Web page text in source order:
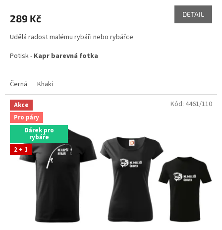
289 Kč DETAIL
Udělá radost malému rybáři nebo rybářce
Potisk - Kapr barevná fotka
Skladem ve variantách
Černá Khaki
Akce
Pro páry
Dárek pro
rybáře
2 + 1
Kód: 4461/110